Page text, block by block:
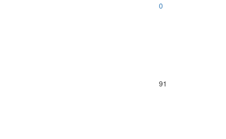
0
91